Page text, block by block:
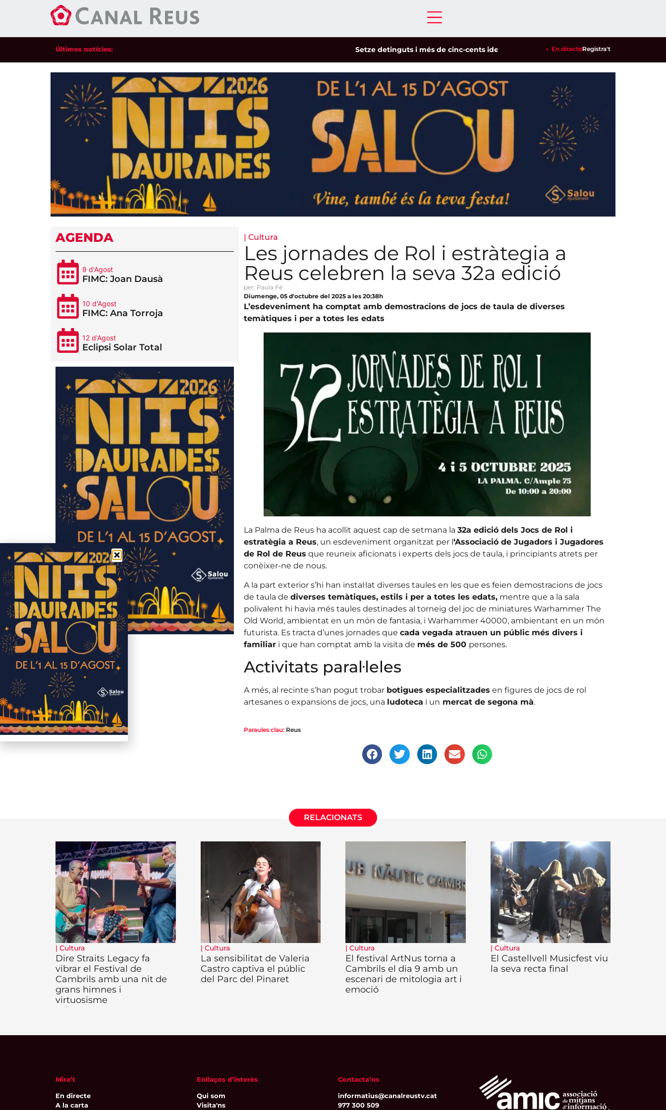
Últimes notícies: Setze detinguts i més de cinc-cents identificats en un dispositiu policial contra la
En directeRegistra't
AGENDA
9 d'Agost
FIMC: Joan Dausà
10 d'Agost
FIMC: Ana Torroja
12 d'Agost
Eclipsi Solar Total
| Cultura
Les jornades de Rol i estràtegia a
Reus celebren la seva 32a edició
per: Paula Fé
Diumenge, 05 d'octubre del 2025 a les 20:38h
L’esdeveniment ha comptat amb demostracions de jocs de taula de diverses
temàtiques i per a totes les edats
La Palma de Reus ha acollit aquest cap de setmana la 32a edició dels Jocs de Rol i
estratègia a Reus, un esdeveniment organitzat per l ‘Associació de Jugadors i Jugadores
de Rol de Reus que reuneix aficionats i experts dels jocs de taula, i principiants atrets per
conèixer-ne de nous.
A la part exterior s’hi han instal·lat diverses taules en les que es feien demostracions de jocs
de taula de diverses temàtiques, estils i per a totes les edats,mentre que a la sala
polivalent hi havia més taules destinades al torneig del joc de miniatures Warhammer The
Old World, ambientat en un món de fantasia, i Warhammer 40000, ambientant en un món
futurista. Es tracta d’unes jornades que cada vegada atrauen un públic més divers i
familiari que han comptat amb la visita de més de 500 persones.
Activitats paral·leles
A més, al recinte s’han pogut trobar botigues especialitzades en figures de jocs de rol
artesanes o expansions de jocs, una ludoteca i un mercat de segona mà.
Paraules clau: Reus
RELACIONATS
| Cultura
Dire Straits Legacy fa
vibrar el Festival de
Cambrils amb una nit de
grans himnes i
virtuosisme
| Cultura
La sensibilitat de Valeria
Castro captiva el públic
del Parc del Pinaret
| Cultura
El festival ArtNus torna a
Cambrils el dia 9 amb un
escenari de mitologia art i
emoció
| Cultura
El Castellvell Musicfest viu
la seva recta final
Mira’t
En directe
A la carta
Enllaços d’interès
Qui som
Visita'ns
Contacta’ns
informatius@canalreustv.cat
977 300 509